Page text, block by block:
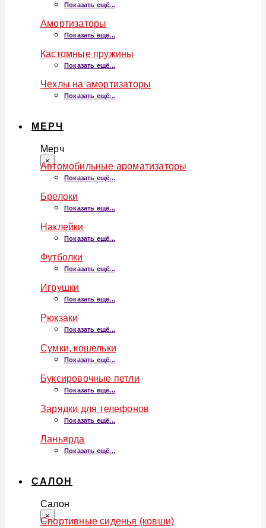
Показать ещё...
Амортизаторы
Показать ещё...
Кастомные пружины
Показать ещё...
Чехлы на амортизаторы
Показать ещё...
МЕРЧ
Мерч
×
Автомобильные ароматизаторы
Показать ещё...
Брелоки
Показать ещё...
Наклейки
Показать ещё...
Футболки
Показать ещё...
Игрушки
Показать ещё...
Рюкзаки
Показать ещё...
Сумки, кошельки
Показать ещё...
Буксировочные петли
Показать ещё...
Зарядки для телефонов
Показать ещё...
Ланьярда
Показать ещё...
САЛОН
Салон
×
Спортивные сиденья (ковши)